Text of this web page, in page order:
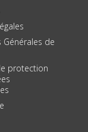
Générales de
protection